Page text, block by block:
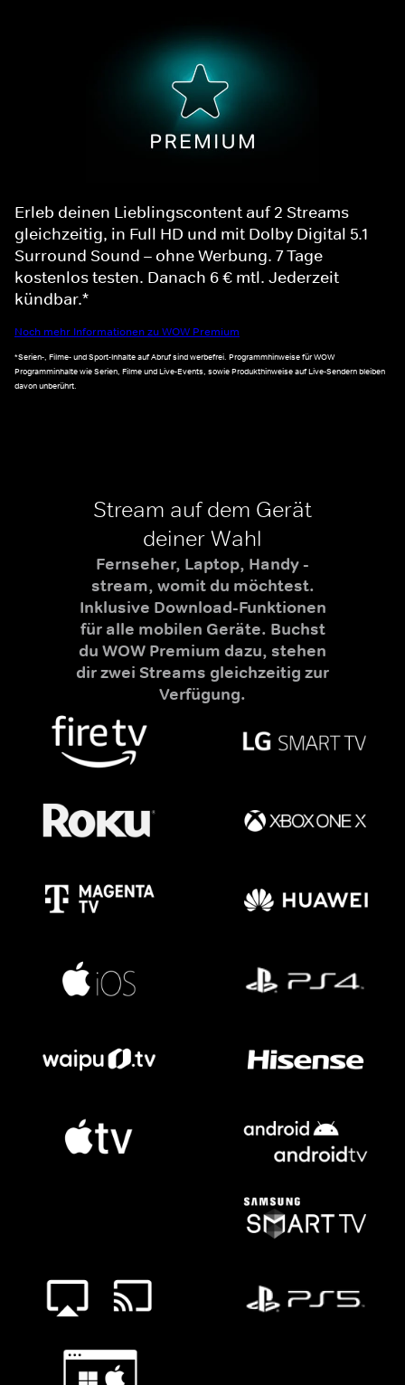
Erleb deinen Lieblingscontent auf 2 Streams
gleichzeitig, in Full HD und mit Dolby Digital 5.1
Surround Sound – ohne Werbung. 7 Tage
kostenlos testen. Danach 6 € mtl. Jederzeit
kündbar.*
Noch mehr Informationen zu WOW Premium
*Serien-, Filme- und Sport-Inhalte auf Abruf sind werbefrei. Programmhinweise für WOW
Programminhalte wie Serien, Filme und Live-Events, sowie Produkthinweise auf Live-Sendern bleiben
davon unberührt.
Stream auf dem Gerät
deiner Wahl
Fernseher, Laptop, Handy -
stream, womit du möchtest.
Inklusive Download-Funktionen
für alle mobilen Geräte. Buchst
du WOW Premium dazu, stehen
dir zwei Streams gleichzeitig zur
Verfügung.